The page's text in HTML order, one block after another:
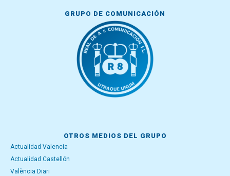
GRUPO DE COMUNICACIÓN
OTROS MEDIOS DEL GRUPO
Actualidad Valencia
Actualidad Castellón
València Diari